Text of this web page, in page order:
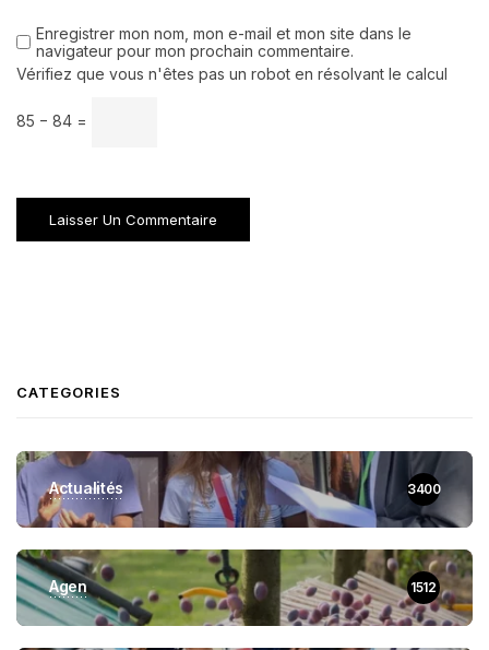
Enregistrer mon nom, mon e-mail et mon site dans le
navigateur pour mon prochain commentaire.
Vérifiez que vous n'êtes pas un robot en résolvant le calcul
85 − 84 =
CATEGORIES
Actualités 3400
Agen 1512